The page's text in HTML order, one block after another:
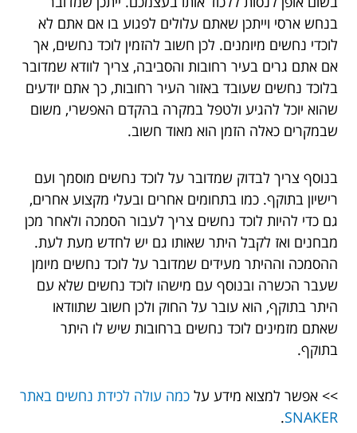
בנחש ארסי וייתכן שאתם עלולים לפגוע בו אם אתם לא
לוכדי נחשים מיומנים. לכן חשוב להזמין לוכד נחשים, אך
אם אתם גרים בעיר רחובות והסביבה, צריך לוודא שמדובר
בלוכד נחשים שעובד באזור העיר רחובות, כך אתם יודעים
שהוא יוכל להגיע ולטפל במקרה בהקדם האפשרי, משום
שבמקרים כאלה הזמן הוא מאוד חשוב.
בנוסף צריך לבדוק שמדובר על לוכד נחשים מוסמך ועם
רישיון בתוקף. כמו בתחומים אחרים ובעלי מקצוע אחרים,
גם כדי להיות לוכד נחשים צריך לעבור הסמכה ולאחר מכן
מבחנים ואז לקבל היתר שאותו גם יש לחדש מעת לעת.
ההסמכה וההיתר מעידים שמדובר על לוכד נחשים מיומן
שעבר הכשרה ובנוסף עם מישהו לוכד נחשים שלא עם
היתר בתוקף, הוא עובר על החוק ולכן חשוב שתוודאו
שאתם מזמינים לוכד נחשים ברחובות שיש לו היתר
בתוקף.
>> אפשר למצוא מידע על כמה עולה לכידת נחשים באתר
SNAKER
.